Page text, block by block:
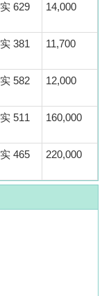
实 629 14,000
实 381 11,700
实 582 12,000
实 511 160,000
实 465 220,000